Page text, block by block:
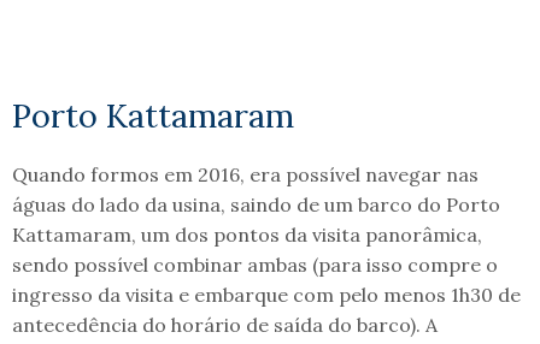
Porto Kattamaram
Quando formos em 2016, era possível navegar nas
águas do lado da usina, saindo de um barco do Porto
Kattamaram, um dos pontos da visita panorâmica,
sendo possível combinar ambas (para isso compre o
ingresso da visita e embarque com pelo menos 1h30 de
antecedência do horário de saída do barco). A